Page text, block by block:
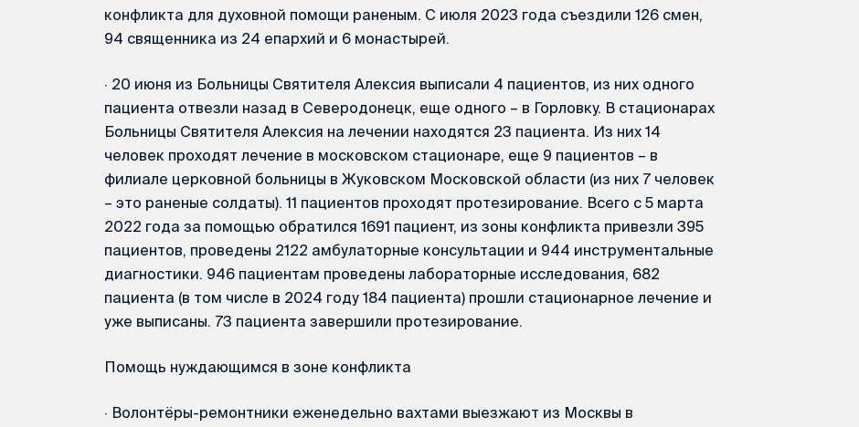
конфликта для духовной помощи раненым. С июля 2023 года съездили 126 смен,
94 священника из 24 епархий и 6 монастырей.
· 20 июня из Больницы Святителя Алексия выписали 4 пациентов, из них одного
пациента отвезли назад в Северодонецк, еще одного – в Горловку. В стационарах
Больницы Святителя Алексия на лечении находятся 23 пациента. Из них 14
человек проходят лечение в московском стационаре, еще 9 пациентов – в
филиале церковной больницы в Жуковском Московской области (из них 7 человек
– это раненые солдаты). 11 пациентов проходят протезирование. Всего с 5 марта
2022 года за помощью обратился 1691 пациент, из зоны конфликта привезли 395
пациентов, проведены 2122 амбулаторные консультации и 944 инструментальные
диагностики. 946 пациентам проведены лабораторные исследования, 682
пациента (в том числе в 2024 году 184 пациента) прошли стационарное лечение и
уже выписаны. 73 пациента завершили протезирование.
Помощь нуждающимся в зоне конфликта
· Волонтёры-ремонтники еженедельно вахтами выезжают из Москвы в